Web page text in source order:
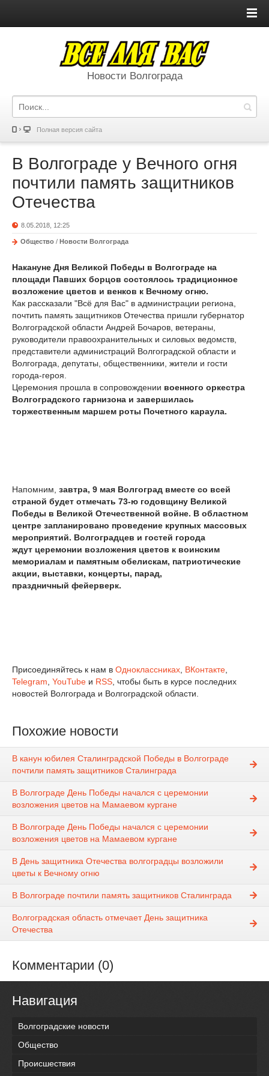
Новости Волгограда
Полная версия сайта
В Волгограде у Вечного огня
почтили память защитников
Отечества
8.05.2018, 12:25
Общество / Новости Волгограда
Накануне Дня Великой Победы в Волгограде на
площади Павших борцов состоялось традиционное
возложение цветов и венков к Вечному огню.
Как рассказали "Всё для Вас" в администрации региона,
почтить память защитников Отечества пришли губернатор
Волгоградской области Андрей Бочаров, ветераны,
руководители правоохранительных и силовых ведомств,
представители администраций Волгоградской области и
Волгограда, депутаты, общественники, жители и гости
города-героя.
Церемония прошла в сопровождении военного оркестра
Волгоградского гарнизона и завершилась
торжественным маршем роты Почетного караула.
Напомним, завтра, 9 мая Волгоград вместе со всей
страной будет отмечать 73-ю годовщину Великой
Победы в Великой Отечественной войне. В областном
центре запланировано проведение крупных массовых
мероприятий. Волгоградцев и гостей города
ждут церемонии возложения цветов к воинским
мемориалам и памятным обелискам, патриотические
акции, выставки, концерты, парад,
праздничный фейерверк.
Присоединяйтесь к нам в Одноклассниках ВКонтакте
Telegram YouTube и RSS , чтобы быть в курсе последних
новостей Волгограда и Волгоградской области.
Похожие новости
В канун юбилея Сталинградской Победы в Волгограде
почтили память защитников Сталинграда
В Волгограде День Победы начался с церемонии
возложения цветов на Мамаевом кургане
В Волгограде День Победы начался с церемонии
возложения цветов на Мамаевом кургане
В День защитника Отечества волгоградцы возложили
цветы к Вечному огню
В Волгограде почтили память защитников Сталинграда
Волгоградская область отмечает День защитника
Отечества
Комментарии (0)
Навигация
Волгоградские новости
Общество
Происшествия